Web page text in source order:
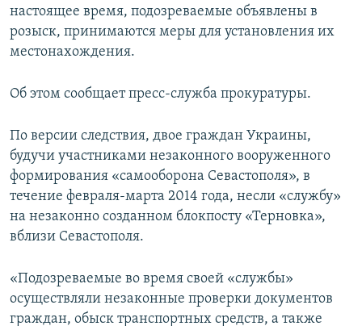
ПОБЕДИТЕЛЕЙ НЕ СУДЯТ?
КРЫМ.НЕПОКОРЕННЫЙ
ПРИСОЕДИНЯЙТЕСЬ!
Все сайты RFE/RL
настоящее время, подозреваемые объявлены в
розыск, принимаются меры для установления их
местонахождения.
Об этом сообщает пресс-служба прокуратуры.
По версии следствия, двое граждан Украины,
будучи участниками незаконного вооруженного
формирования «самооборона Севастополя», в
течение февраля-марта 2014 года, несли «службу»
на незаконно созданном блокпосту «Терновка»,
вблизи Севастополя.
«Подозреваемые во время своей «службы»
осуществляли незаконные проверки документов
граждан, обыск транспортных средств, а также